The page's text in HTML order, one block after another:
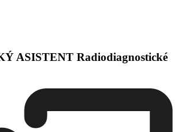
ASISTENT Radiodiagnostické